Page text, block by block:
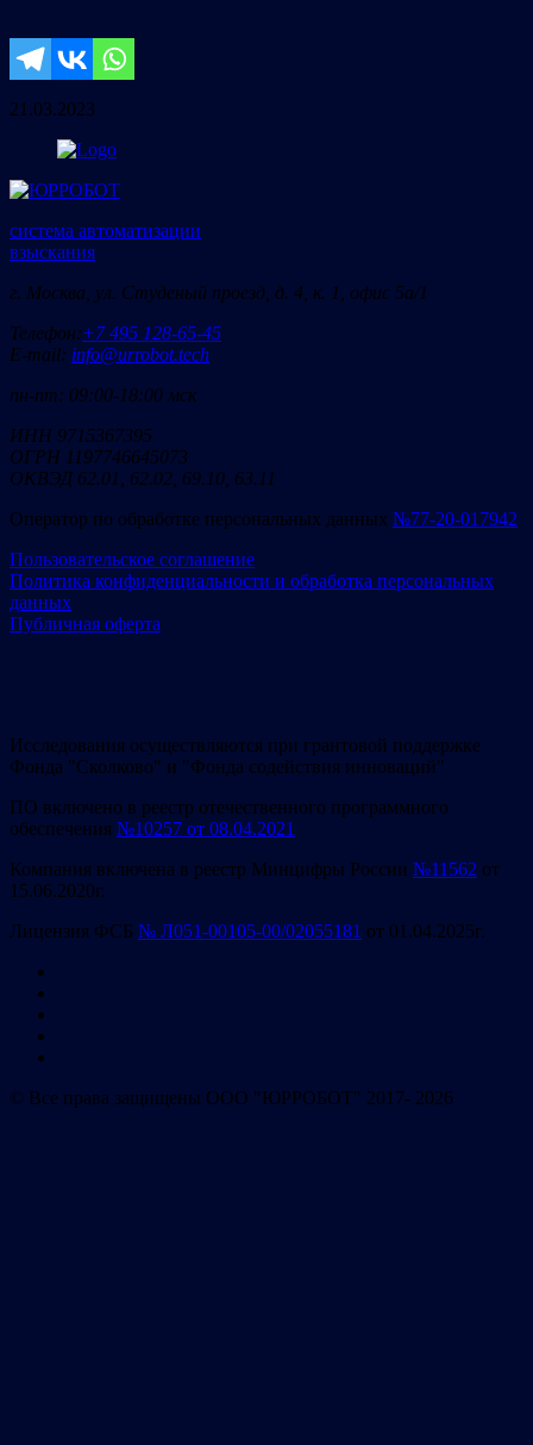
21.03.2023
система автоматизации
взыскания
г. Москва, ул. Студеный проезд, д. 4, к. 1, офис 5а/1
Телефон:+7 495 128-65-45
E-mail: info@urrobot.tech
пн-пт: 09:00-18:00 мск
ИНН 9715367395
ОГРН 1197746645073
ОКВЭД 62.01, 62.02, 69.10, 63.11
Оператор по обработке персональных данных №77-20-017942
Пользовательское соглашение
Политика конфиденциальности и обработка персональных
данных
Публичная оферта
Исследования осуществляются при грантовой поддержке
Фонда "Сколково" и "Фонда содействия инноваций"
ПО включено в реестр отечественного программного
обеспечения №10257 от 08.04.2021
Компания включена в реестр Минцифры России №11562 от
15.06.2020г.
Лицензия ФСБ № Л051-00105-00/02055181 от 01.04.2025г.
© Все права защищены ООО "ЮРРОБОТ" 2017- 2026